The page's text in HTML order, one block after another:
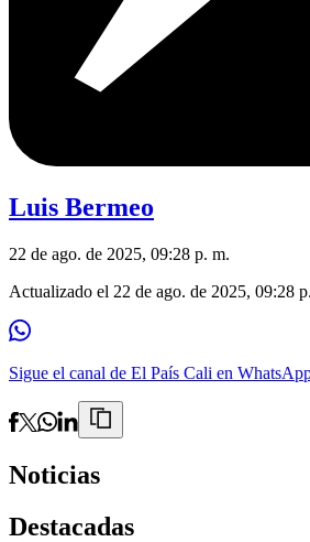
Luis Bermeo
22 de ago. de 2025, 09:28 p. m.
Actualizado el 22 de ago. de 2025, 09:28
Sigue el canal de El País Cali en
Noticias
Destacadas